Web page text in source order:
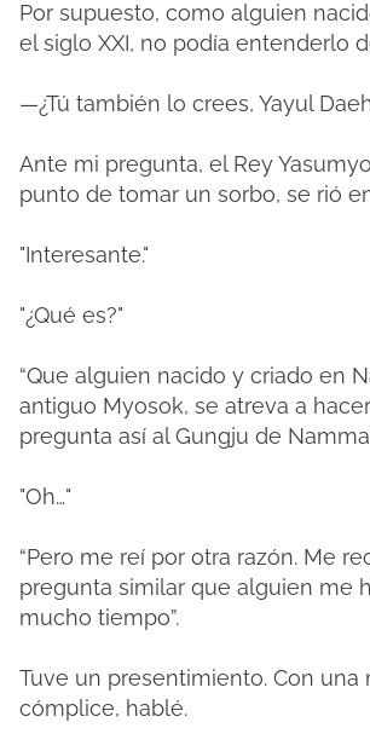
Por supuesto, como alguien
el siglo XXI, no podía entenderlo
—¿Tú también lo crees, Yayul
Ante mi pregunta, el Rey
punto de tomar un sorbo, se rió
"Interesante."
"¿Qué es?"
“Que alguien nacido y criado en
antiguo Myosok, se atreva a
pregunta así al Gungju de
"Oh…"
“Pero me reí por otra razón. Me
pregunta similar que alguien me
mucho tiempo”.
Tuve un presentimiento. Con una
cómplice, hablé.